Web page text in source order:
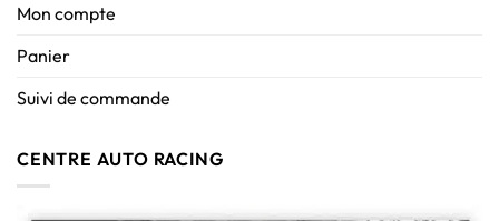
Mon compte
Panier
Suivi de commande
CENTRE AUTO RACING